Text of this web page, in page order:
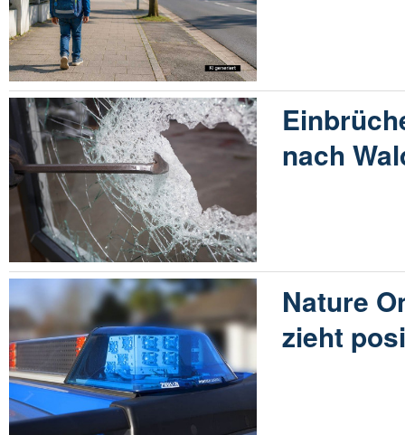
nach
Nature
zieht